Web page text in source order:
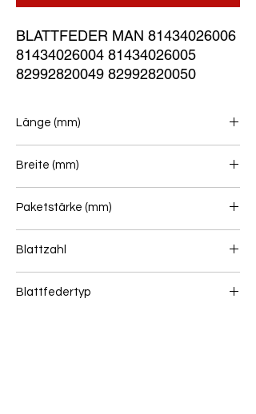
BLATTFEDER MAN 81434026006
81434026004 81434026005
82992820049 82992820050
Länge (mm)
Breite (mm)
Paketstärke (mm)
Blattzahl
Blattfedertyp